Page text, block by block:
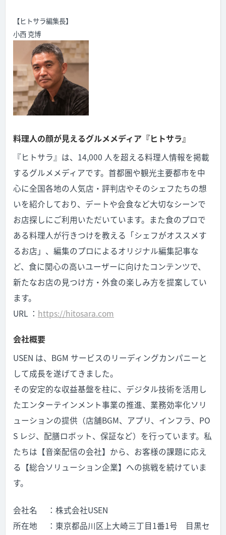
【ヒトサラ編集長】
小西 克博
料理人の顔が見えるグルメメディア『ヒトサラ』
『ヒトサラ』は、14,000 人を超える料理人情報を掲載
するグルメメディアです。首都圏や観光主要都市を中
心に全国各地の人気店・評判店やそのシェフたちの想
いを紹介しており、デートや会食など大切なシーンで
お店探しにご利用いただいています。また食のプロで
ある料理人が行きつけを教える「シェフがオススメす
るお店」、編集のプロによるオリジナル編集記事な
ど、食に関心の高いユーザーに向けたコンテンツで、
新たなお店の見つけ方・外食の楽しみ方を提案してい
ます。
URL ： https://hitosara.com
会社概要
USEN は、BGM サービスのリーディングカンパニーと
して成長を遂げてきました。
その安定的な収益基盤を柱に、デジタル技術を活用し
たエンターテインメント事業の推進、業務効率化ソリ
ューションの提供（店舗BGM、アプリ、インフラ、PO
S レジ、配膳ロボット、保証など）を行っています。私
たちは【音楽配信の会社】から、お客様の課題に応え
る【総合ソリューション企業】への挑戦を続けていま
す。
会社名 ：株式会社USEN
所在地 ：東京都品川区上大崎三丁目1番1号 目黒セ